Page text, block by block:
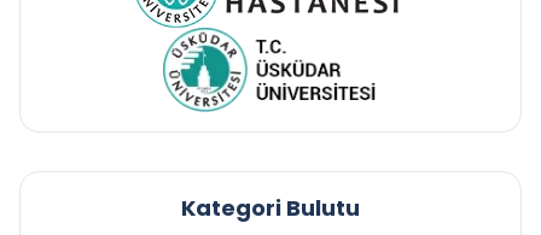
Kategori Bulutu